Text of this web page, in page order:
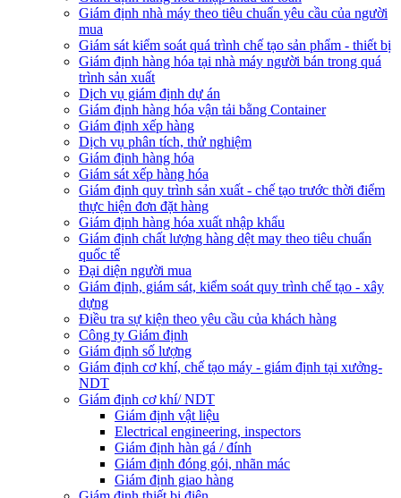
Giám định nhà máy theo tiêu chuẩn yêu cầu của người
mua
Giám sát kiểm soát quá trình chế tạo sản phẩm - thiết bị
Giám định hàng hóa tại nhà máy người bán trong quá
trình sản xuất
Dịch vụ giám định dự án
Giám định hàng hóa vận tải bằng Container
Giám định xếp hàng
Dịch vụ phân tích, thử nghiệm
Giám định hàng hóa
Giám sát xếp hàng hóa
Giám định quy trình sản xuất - chế tạo trước thời điểm
thực hiện đơn đặt hàng
Giám định hàng hóa xuất nhập khẩu
Giám định chất lượng hàng dệt may theo tiêu chuẩn
quốc tế
Đại diện người mua
Giám định, giám sát, kiểm soát quy trình chế tạo - xây
dựng
Điều tra sự kiện theo yêu cầu của khách hàng
Công ty Giám định
Giám định số lượng
Giám định cơ khí, chế tạo máy - giám định tại xưởng-
NDT
Giám định cơ khí/ NDT
Giám định vật liệu
Electrical engineering, inspectors
Giám định hàn gá / đính
Giám định đóng gói, nhãn mác
Giám định giao hàng